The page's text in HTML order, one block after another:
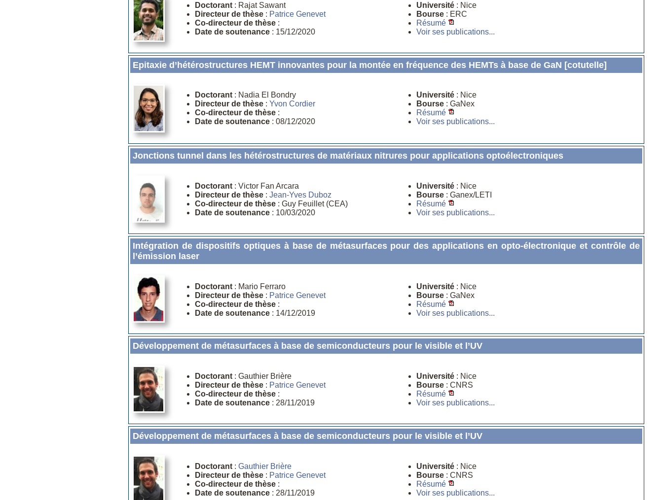
Doctorant : Rajat Sawant
Directeur de thèse : Patrice Genevet
Co-directeur de thèse :
Date de soutenance : 15/12/2020
Université : Nice
Bourse : ERC
Résumé
Voir ses publications...
Epitaxie d’hétérostructures HEMT innovantes pour la montée en fréquence des HEMTs à base de GaN [cotutelle]
Doctorant : Nadia El Bondry
Directeur de thèse : Yvon Cordier
Co-directeur de thèse :
Date de soutenance : 08/12/2020
Université : Nice
Bourse : GaNex
Résumé
Voir ses publications...
Jonctions tunnel dans les hétérostructures de matériaux nitrures pour applications optoélectroniques
Doctorant : Victor Fan Arcara
Directeur de thèse : Jean-Yves Duboz
Co-directeur de thèse : Guy Feuillet (CEA)
Date de soutenance : 10/03/2020
Université : Nice
Bourse : Ganex/LETI
Résumé
Voir ses publications...
Intégration de dispositifs optiques à base de métasurfaces pour des applications en opto-électronique et contrôle de
l’émission laser
Doctorant : Mario Ferraro
Directeur de thèse : Patrice Genevet
Co-directeur de thèse :
Date de soutenance : 14/12/2019
Université : Nice
Bourse : GaNex
Résumé
Voir ses publications...
Développement de métasurfaces à base de semiconducteurs pour le visible et l’UV
Doctorant : Gauthier Brière
Directeur de thèse : Patrice Genevet
Co-directeur de thèse :
Date de soutenance : 28/11/2019
Université : Nice
Bourse : CNRS
Résumé
Voir ses publications...
Développement de métasurfaces à base de semiconducteurs pour le visible et l’UV
Doctorant : Gauthier Brière
Directeur de thèse : Patrice Genevet
Co-directeur de thèse :
Date de soutenance : 28/11/2019
Université : Nice
Bourse : CNRS
Résumé
Voir ses publications...